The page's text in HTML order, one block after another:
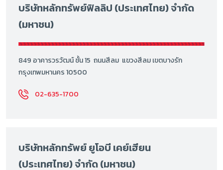
บริษัทหลักทรัพย์ฟิลลิป (ประเทศไทย) จำกัด
(มหาชน)
849 อาคารวรวัฒน์ ชั้น 15 ถนนสีลม แขวงสีลม เขตบางรัก
กรุงเทพมหานคร 10500
02-635-1700
บริษัทหลักทรัพย์ ยูโอบี เคย์เฮียน
(ประเทศไทย) จำกัด (มหาชน)